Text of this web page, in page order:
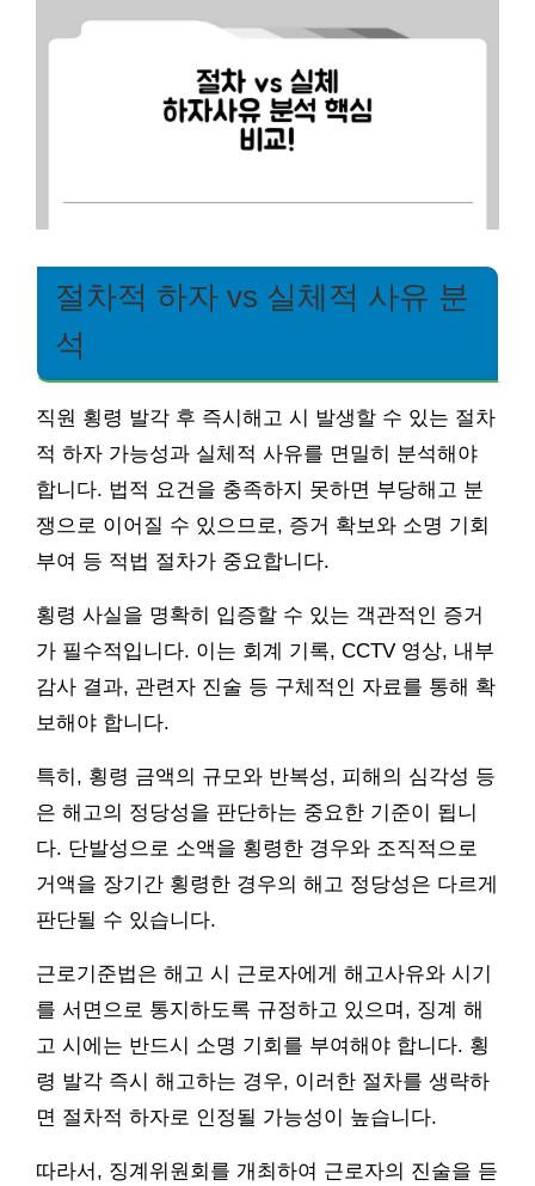
절차적 하자 vs 실체적 사유 분
석
직원 횡령 발각 후 즉시해고 시 발생할 수 있는 절차
적 하자 가능성과 실체적 사유를 면밀히 분석해야
합니다. 법적 요건을 충족하지 못하면 부당해고 분
쟁으로 이어질 수 있으므로, 증거 확보와 소명 기회
부여 등 적법 절차가 중요합니다.
횡령 사실을 명확히 입증할 수 있는 객관적인 증거
가 필수적입니다. 이는 회계 기록, CCTV 영상, 내부
감사 결과, 관련자 진술 등 구체적인 자료를 통해 확
보해야 합니다.
특히, 횡령 금액의 규모와 반복성, 피해의 심각성 등
은 해고의 정당성을 판단하는 중요한 기준이 됩니
다. 단발성으로 소액을 횡령한 경우와 조직적으로
거액을 장기간 횡령한 경우의 해고 정당성은 다르게
판단될 수 있습니다.
근로기준법은 해고 시 근로자에게 해고사유와 시기
를 서면으로 통지하도록 규정하고 있으며, 징계 해
고 시에는 반드시 소명 기회를 부여해야 합니다. 횡
령 발각 즉시 해고하는 경우, 이러한 절차를 생략하
면 절차적 하자로 인정될 가능성이 높습니다.
따라서, 징계위원회를 개최하여 근로자의 진술을 듣